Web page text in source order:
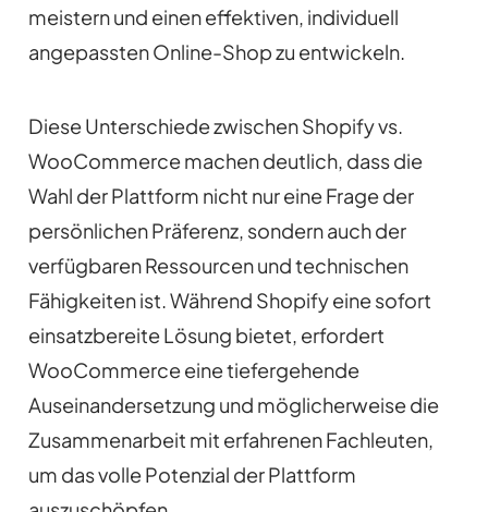
meistern und einen effektiven, individuell
angepassten Online-Shop zu entwickeln.
Diese Unterschiede zwischen Shopify vs.
WooCommerce machen deutlich, dass die
Wahl der Plattform nicht nur eine Frage der
persönlichen Präferenz, sondern auch der
verfügbaren Ressourcen und technischen
Fähigkeiten ist. Während Shopify eine sofort
einsatzbereite Lösung bietet, erfordert
WooCommerce eine tiefergehende
Auseinandersetzung und möglicherweise die
Zusammenarbeit mit erfahrenen Fachleuten,
um das volle Potenzial der Plattform